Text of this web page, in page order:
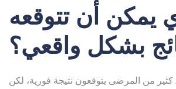
يمكن أن تتوقعه
بشكل واقعي؟
كثير من المرضى يتوقعون نتيجة فورية، لكن